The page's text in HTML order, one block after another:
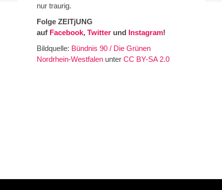
nur traurig.
Folge ZEITjUNG
auf Facebook, Twitter und Instagram!
Bildquelle: Bündnis 90 / Die Grünen
Nordrhein-Westfalen unter CC BY-SA 2.0